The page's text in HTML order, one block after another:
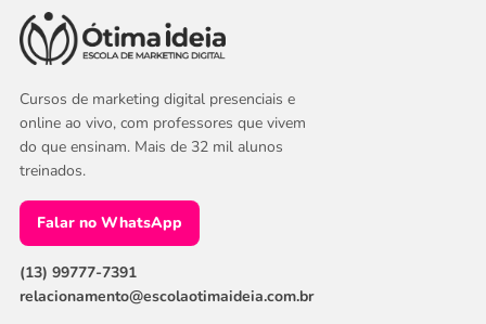
Cursos de marketing digital presenciais e
online ao vivo, com professores que vivem
do que ensinam. Mais de 32 mil alunos
treinados.
Falar no WhatsApp
(13) 99777-7391
relacionamento@escolaotimaideia.com.br